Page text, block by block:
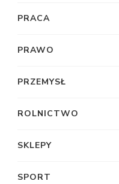
PRACA
PRAWO
PRZEMYSŁ
ROLNICTWO
SKLEPY
SPORT